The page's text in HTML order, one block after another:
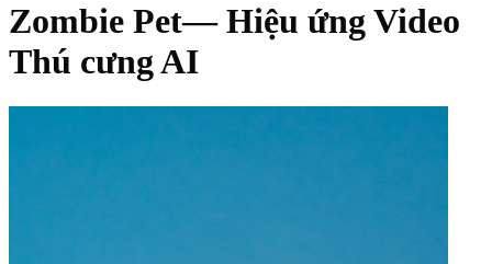
Zombie Pet— Hiệu ứng Video
Thú cưng AI